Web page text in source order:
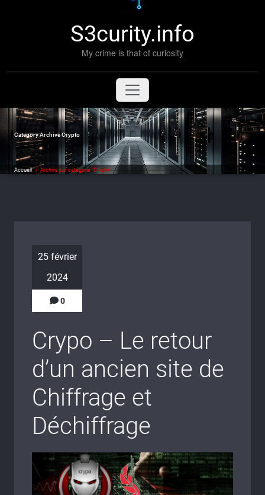
S3curity.info
My crime is that of curiosity
Category Archive Crypto
Accueil/ Archive par catégorie "Crypto"
25 février
2024
0
Crypo – Le retour
d’un ancien site de
Chiffrage et
Déchiffrage